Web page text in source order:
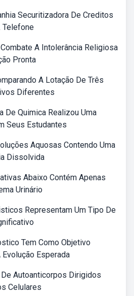
Securitizadora De Creditos
Telefone
A Intolerância Religiosa
Pronta
A Lotação De Três
Diferentes
De Quimica Realizou Uma
Seus Estudantes
Aquosas Contendo Uma
Dissolvida
Abaixo Contém Apenas
Urinário
Representam Um Tipo De
Tem Como Objetivo
Esperada
Autoanticorpos Dirigidos
Celulares